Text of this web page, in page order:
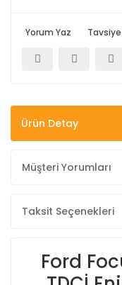
Yorum Yaz Tavsiye
Ürün Detay
Müşteri Yorumları
Taksit Seçenekleri
Ford